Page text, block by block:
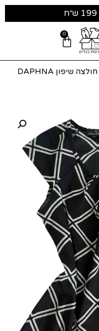
0
/ חולצה שיפון DAPHNA